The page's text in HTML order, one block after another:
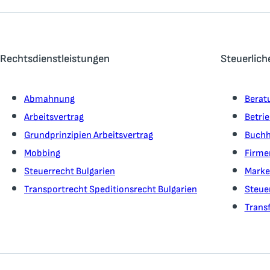
Rechtsdienstleistungen
Abmahnung
Arbeitsvertrag
Grundprinzipien Arbeitsvertrag
Mobbing
Steuerrecht Bulgarien
Transportrecht Speditionsrecht Bulgarien